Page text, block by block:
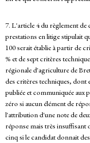
7. L'article 4 du règlement
prestations en litige stipulait
100 serait établie à partir de
% et de sept critères
régionale d'agriculture de
des critères techniques, dont
publiée et communiquée aux
zéro si aucun élément de
l'attribution d'une note de
réponse mais très
cinq si le candidat donnait